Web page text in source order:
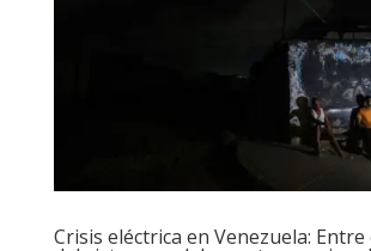
Crisis eléctrica en Venezuela: